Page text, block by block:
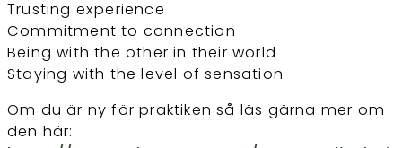
Trusting experience
Commitment to connection
Being with the other in their world
Staying with the level of sensation
Om du är ny för praktiken så läs gärna mer om
den här: